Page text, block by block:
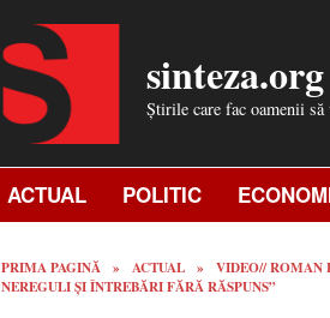
sinteza.org
Știrile care fac oamenii să
ACTUAL POLITIC
PRIMA PAGINĂ » ACTUAL »
VIDEO// ROMAN
NEREGULI ȘI ÎNTREBĂRI FĂRĂ RĂSPUNS”